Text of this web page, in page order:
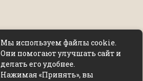
Мы используем файлы cookie.
Они помогают улучшать сайт и
делать его удобнее.
Нажимая «Принять», вы